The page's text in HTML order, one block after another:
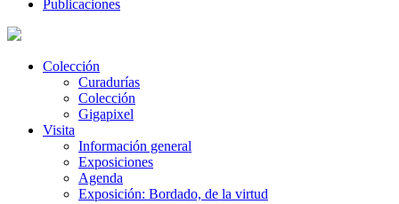
Publicaciones
Colección
Curadurías
Colección
Gigapixel
Visita
Información general
Exposiciones
Agenda
Exposición: Bordado, de la virtud